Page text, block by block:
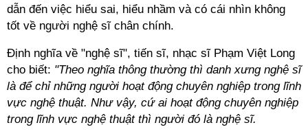
dẫn đến việc hiểu sai, hiểu nhầm và có cái nhìn không
tốt về người nghệ sĩ chân chính.
Định nghĩa về "nghệ sĩ", tiến sĩ, nhạc sĩ Phạm Việt Long
cho biết: "Theo nghĩa thông thường thì danh xưng nghệ sĩ
là để chỉ những người hoạt động chuyên nghiệp trong lĩnh
vực nghệ thuật. Như vậy, cứ ai hoạt động chuyên nghiệp
trong lĩnh vực nghệ thuật thì người đó là nghệ sĩ.